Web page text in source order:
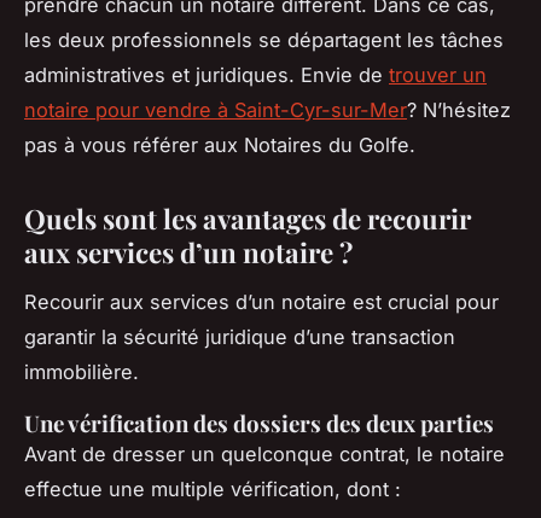
les deux professionnels se départagent les tâches
administratives et juridiques. Envie de trouver un
notaire pour vendre à Saint-Cyr-sur-Mer? N’hésitez
pas à vous référer aux Notaires du Golfe.
Quels sont les avantages de recourir
aux services d’un notaire ?
Recourir aux services d’un notaire est crucial pour
garantir la sécurité juridique d’une transaction
immobilière.
Une vérification des dossiers des deux parties
Avant de dresser un quelconque contrat, le notaire
effectue une multiple vérification, dont :